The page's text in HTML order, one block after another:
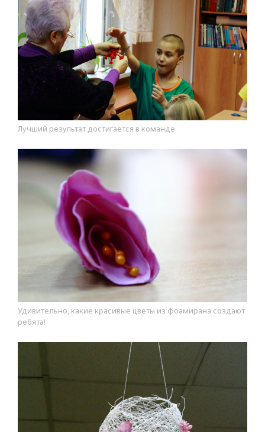
Лучший результат достигается в команде
Удивительно, какие красивые цветы из фоамирана создают
ребята!